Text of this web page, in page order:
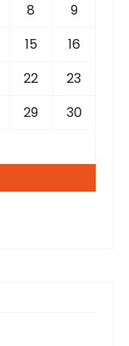
8
9
15
16
22
23
29
30